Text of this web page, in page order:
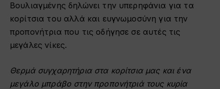
Βουλιαγμένης δηλώνει την υπερηφάνια για τα
κορίτσια του αλλά και ευγνωμοσύνη για την
προπονήτρια που τις οδήγησε σε αυτές τις
μεγάλες νίκες.
Θερμά συγχαρητήρια στα κορίτσια μας και ένα
μεγάλο μπράβο στην προπονήτριά τους κυρία